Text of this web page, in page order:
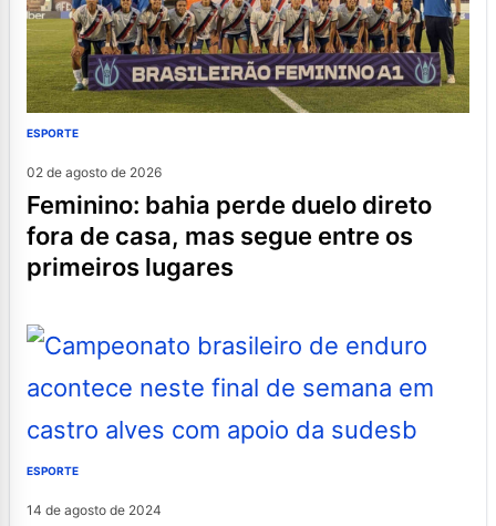
ESPORTE
02 de agosto de 2026
feminino: bahia perde duelo direto
fora de casa, mas segue entre os
primeiros lugares
ESPORTE
14 de agosto de 2024